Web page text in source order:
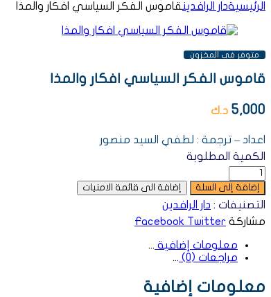
الرئيسيةدار الرافدينقاموس الفكر السياسي افكار والمذا
AVAILABILITY:
متوفر فى المخزون
قاموس الفكر السياسي افكار والمذا
5,000 د.ك
اعداد – ترجمة : لطفي السيد منصور
الكمية المطلوبة
إضافة إلى السلة إضافة الى قائمة الامنيات
التصنيفات : دار الرافدين
مشاركة
Facebook Twitter
معلومات إضافية
مراجعات (0)
معلومات إضافية